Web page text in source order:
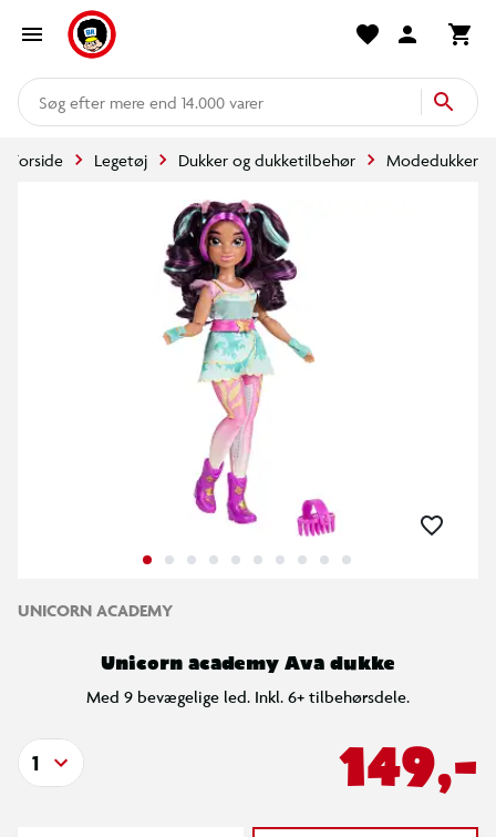
mere end 14.000 varer
Forside Legetøj Dukker og dukketilbehør Modedukker
UNICORN ACADEMY
Unicorn academy Ava dukke
Med 9 bevægelige led. Inkl. 6+ tilbehørsdele.
149,-
1